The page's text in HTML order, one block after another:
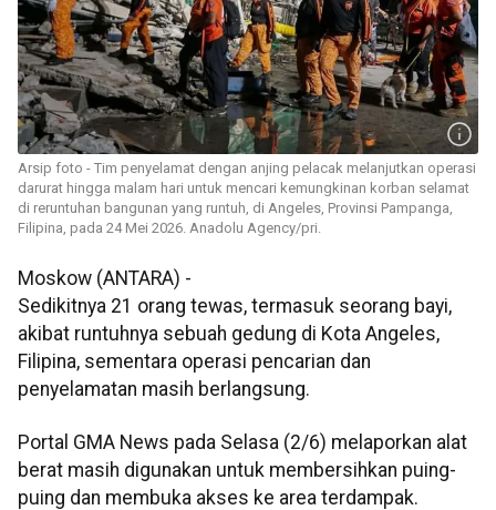
Arsip foto - Tim penyelamat dengan anjing pelacak melanjutkan operasi
darurat hingga malam hari untuk mencari kemungkinan korban selamat
di reruntuhan bangunan yang runtuh, di Angeles, Provinsi Pampanga,
Filipina, pada 24 Mei 2026. Anadolu Agency/pri.
Moskow (ANTARA) -
Sedikitnya 21 orang tewas, termasuk seorang bayi,
akibat runtuhnya sebuah gedung di Kota Angeles,
Filipina, sementara operasi pencarian dan
penyelamatan masih berlangsung.
Portal GMA News pada Selasa (2/6) melaporkan alat
berat masih digunakan untuk membersihkan puing-
puing dan membuka akses ke area terdampak.